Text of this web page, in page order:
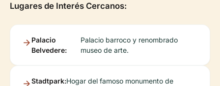
Lugares de Interés Cercanos:
Palacio
Belvedere:
Palacio barroco y renombrado
museo de arte.
Stadtpark:Hogar del famoso monumento de